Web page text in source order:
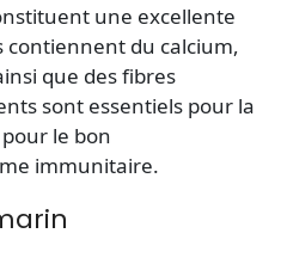
une excellente
contiennent du calcium,
que des fibres
sont essentiels pour la
le bon
immunitaire.